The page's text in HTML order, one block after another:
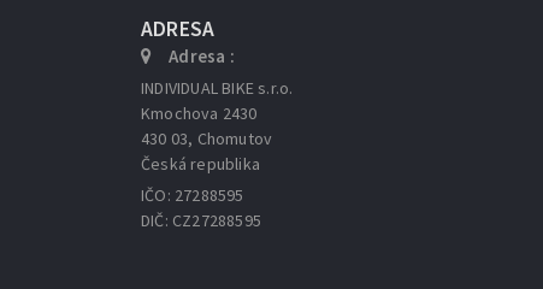
ADRESA
Adresa :
INDIVIDUAL BIKE s.r.o.
Kmochova 2430
430 03, Chomutov
Česká republika
IČO: 27288595
DIČ: CZ27288595